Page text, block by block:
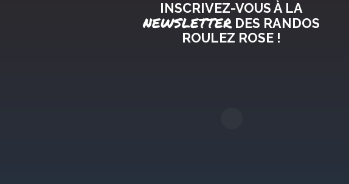
INSCRIVEZ-VOUS À LA
NEWSLETTERDES RANDOS
ROULEZ ROSE !